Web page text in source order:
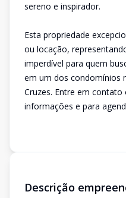
sereno e inspirador.
Esta propriedade
ou locação,
imperdível para quem
em um dos condomínios
Cruzes. Entre em
informações e para
Descrição